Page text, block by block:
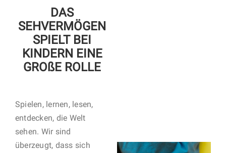
DAS
SEHVERMÖGEN
SPIELT BEI
KINDERN EINE
GROßE ROLLE
Spielen, lernen, lesen,
entdecken, die Welt
sehen. Wir sind
überzeugt, dass sich